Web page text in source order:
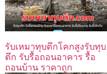
รับเหมาทุบตึกโคกสูงรับทุบ
ตึก รับรื้อถอนอาคาร รื้อ
ถอนบ้าน ราคาถูก